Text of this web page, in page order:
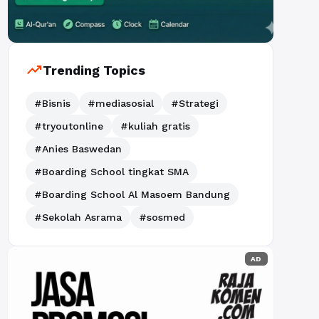
trending_upTrending Topics
#Bisnis #mediasosial
#Strategi
#tryoutonline
#kuliah gratis
#Anies Baswedan
#Boarding School tingkat SMA
#Boarding School Al Masoem Bandung
#Sekolah Asrama
#sosmed
AD